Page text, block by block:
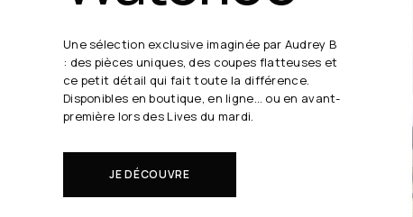
19h30
Chaque semaine, Audrey B. dévoile ses coups
de cœur en direct.